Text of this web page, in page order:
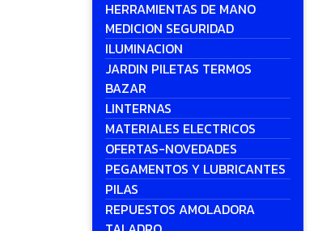
HERRAMIENTAS DE MANO
MEDICION SEGURIDAD
ILUMINACION
JARDIN PILETAS TERMOS
BAZAR
LINTERNAS
MATERIALES ELECTRICOS
OFERTAS-NOVEDADES
PEGAMENTOS Y LUBRICANTES
PILAS
REPUESTOS AMOLADORA